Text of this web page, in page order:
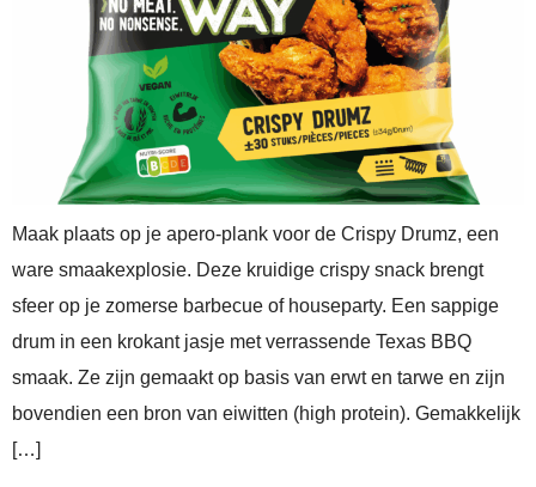
Maak plaats op je apero-plank voor de Crispy Drumz, een
ware smaakexplosie. Deze kruidige crispy snack brengt
sfeer op je zomerse barbecue of houseparty. Een sappige
drum in een krokant jasje met verrassende Texas BBQ
smaak. Ze zijn gemaakt op basis van erwt en tarwe en zijn
bovendien een bron van eiwitten (high protein). Gemakkelijk
[…]